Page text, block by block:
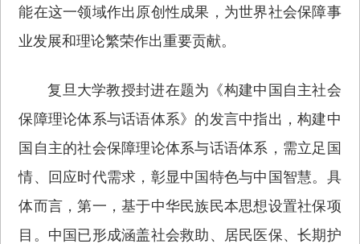
能在这一领域作出原创性成果，为世界社会保障事
业发展和理论繁荣作出重要贡献。
复旦大学教授封进在题为《构建中国自主社会
保障理论体系与话语体系》的发言中指出，构建中
国自主的社会保障理论体系与话语体系，需立足国
情、回应时代需求，彰显中国特色与中国智慧。具
体而言，第一，基于中华民族民本思想设置社保项
目。中国已形成涵盖社会救助、居民医保、长期护